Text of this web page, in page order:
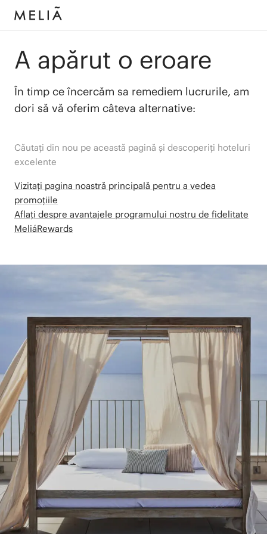
A apărut o eroare
În timp ce încercăm sa remediem lucrurile, am
dori să vă oferim câteva alternative:
Căutați din nou pe această pagină și descoperiți hoteluri
excelente
Vizitați pagina noastră principală pentru a vedea
promoțiile
Aflați despre avantajele programului nostru de fidelitate
MeliáRewards